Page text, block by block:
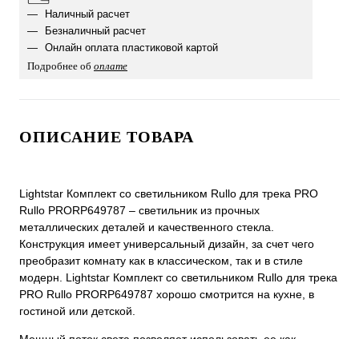
Наличный расчет
Безналичный расчет
Онлайн оплата пластиковой картой
Подробнее об оплате
ОПИСАНИЕ ТОВАРА
Lightstar Комплект со светильником Rullo для трека PRO
Rullo PRORP649787 – светильник из прочных
металлических деталей и качественного стекла.
Конструкция имеет универсальный дизайн, за счет чего
преобразит комнату как в классическом, так и в стиле
модерн. Lightstar Комплект со светильником Rullo для трека
PRO Rullo PRORP649787 хорошо смотрится на кухне, в
гостиной или детской.